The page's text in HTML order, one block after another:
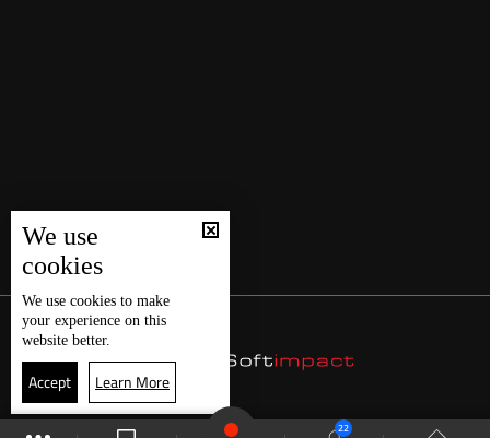
22
We use
cookies
We use cookies to make
your experience on this
website better.
Accept Learn More